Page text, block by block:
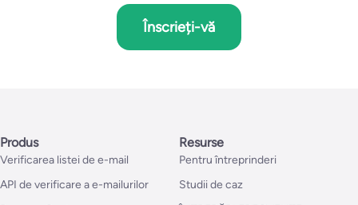
Înscrieți-vă
Produs
Verificarea listei de e-mail
API de verificare a e-mailurilor
Resurse
Pentru întreprinderi
Studii de caz